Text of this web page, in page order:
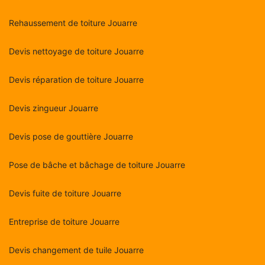
Rehaussement de toiture Jouarre
Devis nettoyage de toiture Jouarre
Devis réparation de toiture Jouarre
Devis zingueur Jouarre
Devis pose de gouttière Jouarre
Pose de bâche et bâchage de toiture Jouarre
Devis fuite de toiture Jouarre
Entreprise de toiture Jouarre
Devis changement de tuile Jouarre